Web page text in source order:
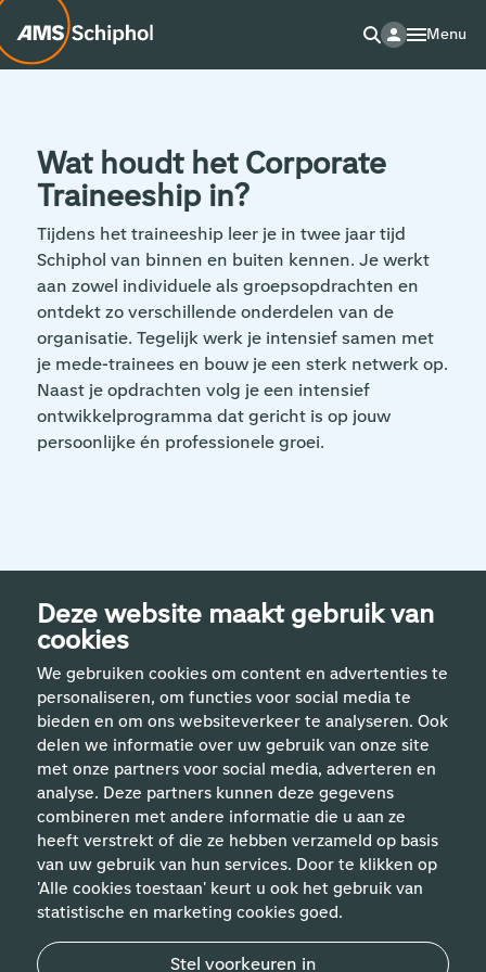
Deze website maakt gebruik van
cookies
We gebruiken cookies om content en advertenties te
personaliseren, om functies voor social media te
bieden en om ons websiteverkeer te analyseren. Ook
delen we informatie over uw gebruik van onze site
met onze partners voor social media, adverteren en
analyse. Deze partners kunnen deze gegevens
combineren met andere informatie die u aan ze
heeft verstrekt of die ze hebben verzameld op basis
van uw gebruik van hun services. Door te klikken op
'Alle cookies toestaan' keurt u ook het gebruik van
statistische en marketing cookies goed.
Stel voorkeuren in
Menu
Wat houdt het Corporate
Traineeship in?
Tijdens het traineeship leer je in twee jaar tijd
Schiphol van binnen en buiten kennen. Je werkt
aan zowel individuele als groepsopdrachten en
ontdekt zo verschillende onderdelen van de
organisatie. Tegelijk werk je intensief samen met
je mede-trainees en bouw je een sterk netwerk op.
Naast je opdrachten volg je een intensief
ontwikkelprogramma dat gericht is op jouw
persoonlijke én professionele groei.
Handige links
Vakgebieden
Contact